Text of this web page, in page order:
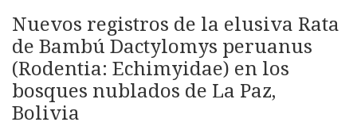
Nuevos registros de la elusiva Rata
de Bambú Dactylomys peruanus
(Rodentia: Echimyidae) en los
bosques nublados de La Paz,
Bolivia